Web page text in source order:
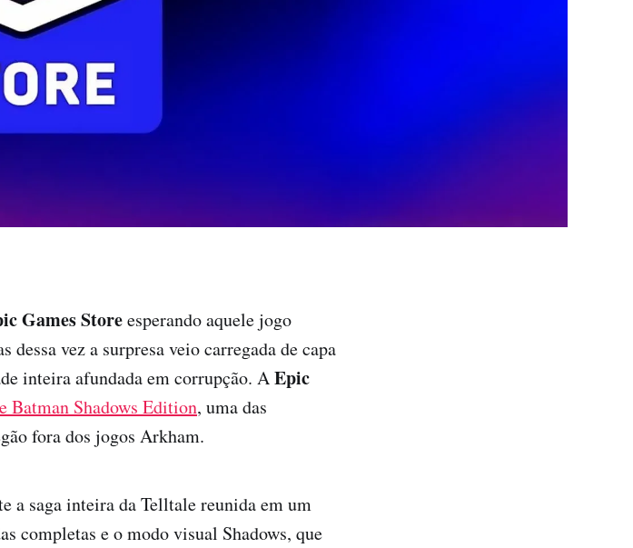
Games Storeesperando aquele jogo
vez a surpresa veio carregada de capa
inteira afundada em corrupção. AEpic
Batman Shadows Edition, uma das
fora dos jogos Arkham.
a saga inteira da Telltale reunida em um
completas e o modo visual Shadows, que